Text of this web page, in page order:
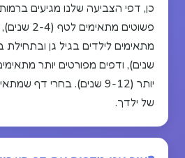
כן, דפי הצביעה שלנו מגיעים
פשוטים
שנים), ודפים מפורטים יותר
יותר (9-12 שנים). בחרי דף
של ילדך.